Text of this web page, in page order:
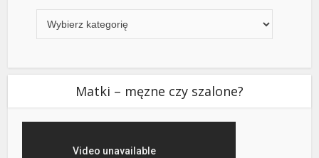
Matki – męzne czy szalone?